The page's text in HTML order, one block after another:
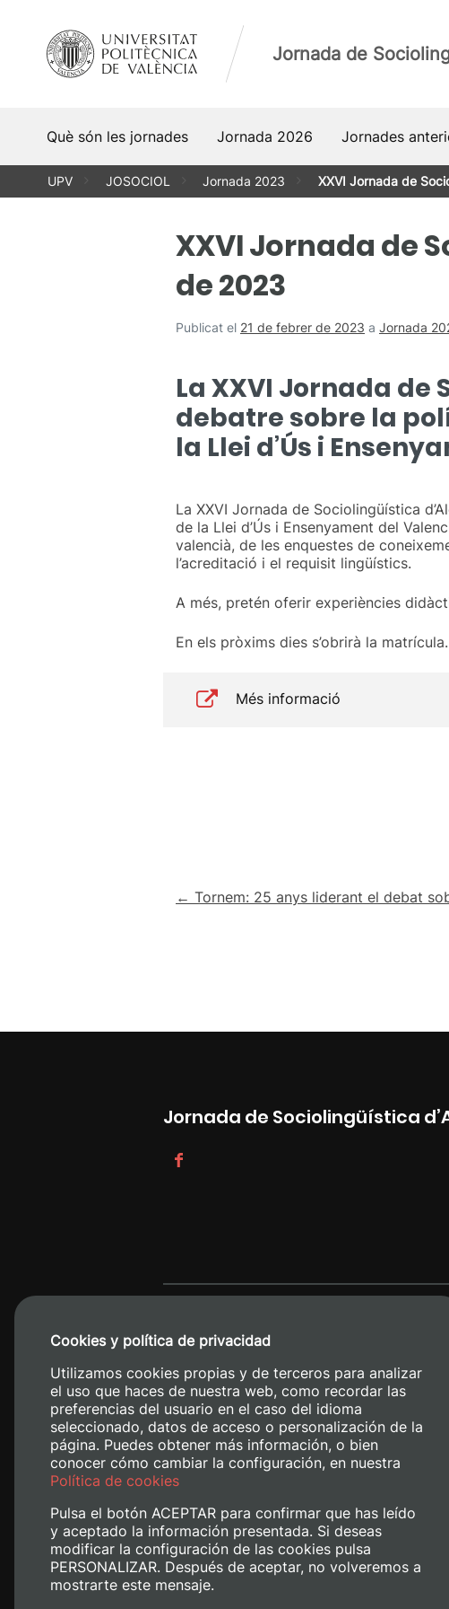
contingut
Jornada de
Què són les jornades Jornada 2026 Jornades
UPV JOSOCIOL Jornada 2023 XXVI Jornada de
XXVI Jornada de
de 2023
Publicat el 21 de febrer de 2023 a Jornada
La XXVI Jornada de
debatre sobre la
la Llei d’Ús i
La XXVI Jornada de Sociolingüística
de la Llei d’Ús i Ensenyament del
valencià, de les enquestes de
l’acreditació i el requisit lingüístics.
A més, pretén oferir experiències
En els pròxims dies s’obrirà la matrícula.
Més informació
Navegació
← Tornem: 25 anys liderant el debat
Jornada de Sociolingüística
Camino de Vera, s/
Cookies y política de privacidad
Utilizamos cookies propias y de terceros para analizar
el uso que haces de nuestra web, como recordar las
preferencias del usuario en el caso del idioma
seleccionado, datos de acceso o personalización de la
página. Puedes obtener más información, o bien
conocer cómo cambiar la configuración, en nuestra
Política de cookies
Pulsa el botón ACEPTAR para confirmar que has leído
y aceptado la información presentada. Si deseas
modificar la configuración de las cookies pulsa
PERSONALIZAR. Después de aceptar, no volveremos a
mostrarte este mensaje.